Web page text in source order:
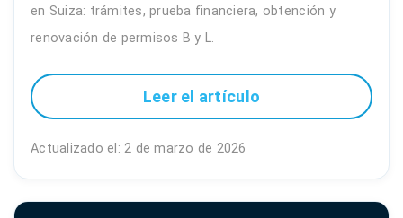
en Suiza: trámites, prueba financiera, obtención y
renovación de permisos B y L.
Leer el artículo
Actualizado el: 2 de marzo de 2026